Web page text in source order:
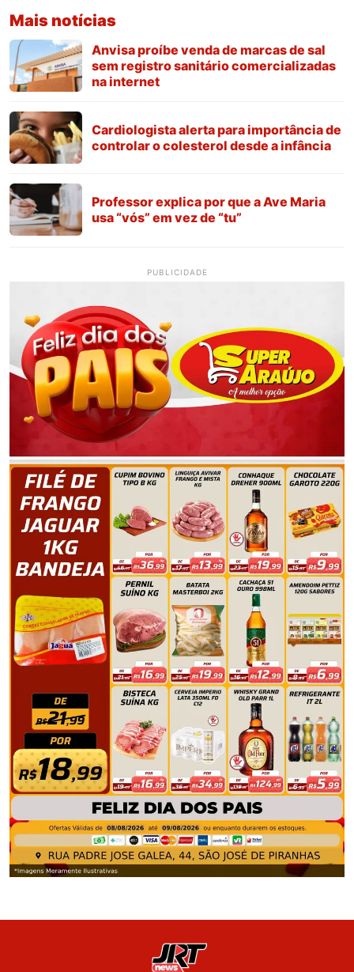
Mais notícias
Anvisa proíbe venda de marcas de sal
sem registro sanitário comercializadas
na internet
Cardiologista alerta para importância de
controlar o colesterol desde a infância
Professor explica por que a Ave Maria
usa “vós” em vez de “tu”
PUBLICIDADE